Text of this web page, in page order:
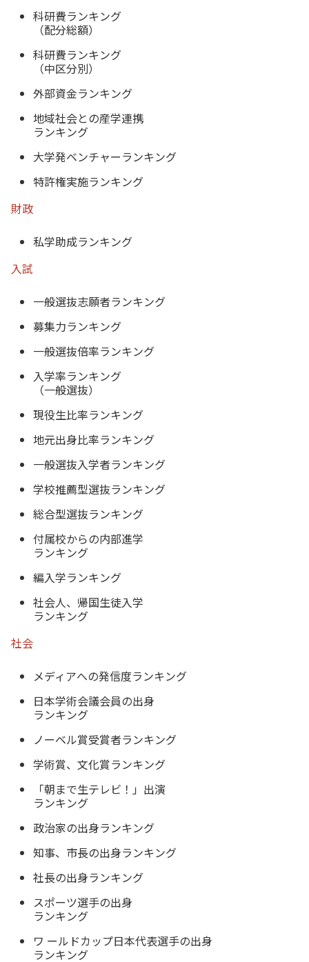
科研費ランキング
（配分総額）
科研費ランキング
（中区分別）
外部資金ランキング
地域社会との産学連携
ランキング
大学発ベンチャーランキング
特許権実施ランキング
財政
私学助成ランキング
入試
一般選抜志願者ランキング
募集力ランキング
一般選抜倍率ランキング
入学率ランキング
（一般選抜）
現役生比率ランキング
地元出身比率ランキング
一般選抜入学者ランキング
学校推薦型選抜ランキング
総合型選抜ランキング
付属校からの内部進学
ランキング
編入学ランキング
社会人、帰国生徒入学
ランキング
社会
メディアへの発信度ランキング
日本学術会議会員の出身
ランキング
ノーベル賞受賞者ランキング
学術賞、文化賞ランキング
「朝まで生テレビ！」出演
ランキング
政治家の出身ランキング
知事、市長の出身ランキング
社長の出身ランキング
スポーツ選手の出身
ランキング
ワ ールドカップ日本代表選手の出身
ランキング